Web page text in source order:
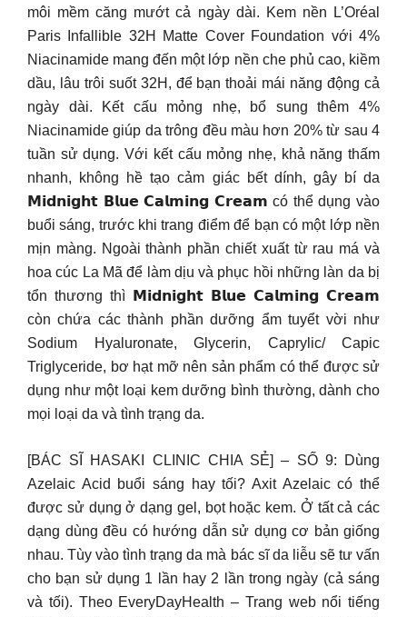
môi mềm căng mướt cả ngày dài. Kem nền L’Oréal
Paris Infallible 32H Matte Cover Foundation với 4%
Niacinamide mang đến một lớp nền che phủ cao, kiềm
dầu, lâu trôi suốt 32H, để bạn thoải mái năng động cả
ngày dài. Kết cấu mỏng nhẹ, bổ sung thêm 4%
Niacinamide giúp da trông đều màu hơn 20% từ sau 4
tuần sử dụng. Với kết cấu mỏng nhẹ, khả năng thấm
nhanh, không hề tạo cảm giác bết dính, gây bí da
𝗠𝗶𝗱𝗻𝗶𝗴𝗵𝘁 𝗕𝗹𝘂𝗲 𝗖𝗮𝗹𝗺𝗶𝗻𝗴 𝗖𝗿𝗲𝗮𝗺 có thể dụng vào
buổi sáng, trước khi trang điểm để bạn có một lớp nền
mịn màng. Ngoài thành phần chiết xuất từ rau má và
hoa cúc La Mã để làm dịu và phục hồi những làn da bị
tổn thương thì 𝗠𝗶𝗱𝗻𝗶𝗴𝗵𝘁 𝗕𝗹𝘂𝗲 𝗖𝗮𝗹𝗺𝗶𝗻𝗴 𝗖𝗿𝗲𝗮𝗺
còn chứa các thành phần dưỡng ẩm tuyểt vời như
Sodium Hyaluronate, Glycerin, Caprylic/ Capic
Triglyceride, bơ hạt mỡ nên sản phẩm có thể được sử
dụng như một loại kem dưỡng bình thường, dành cho
mọi loại da và tình trạng da.
[BÁC SĨ HASAKI CLINIC CHIA SẺ] – SỐ 9: Dùng
Azelaic Acid buổi sáng hay tối? Axit Azelaic có thể
được sử dụng ở dạng gel, bọt hoặc kem. Ở tất cả các
dạng dùng đều có hướng dẫn sử dụng cơ bản giống
nhau. Tùy vào tình trạng da mà bác sĩ da liễu sẽ tư vấn
cho bạn sử dụng 1 lần hay 2 lần trong ngày (cả sáng
và tối). Theo EveryDayHealth – Trang web nổi tiếng